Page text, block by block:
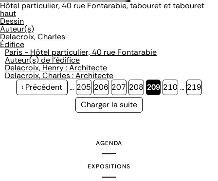
Hôtel particulier, 40 rue Fontarabie, tabouret et tabouret
haut
Dessin
Auteur(s)
Delacroix, Charles
Édifice
Paris - Hôtel particulier, 40 rue Fontarabie
Auteur(s) de l'édifice
Delacroix, Henry : Architecte
Delacroix, Charles : Architecte
Page
‹ Précédent … Page
205 Page
206 Page
207 Page
208 Page
209 Page
210 … Page
219
Page
Charger la suite
AGENDA
EXPOSITIONS